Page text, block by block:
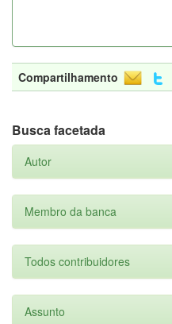
Compartilhamento
Busca facetada
Autor
Membro da banca
Todos contribuidores
Assunto